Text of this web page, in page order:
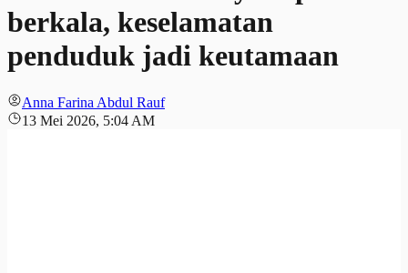
berkala, keselamatan
penduduk jadi keutamaan
Anna Farina Abdul Rauf
13 Mei 2026, 5:04 AM